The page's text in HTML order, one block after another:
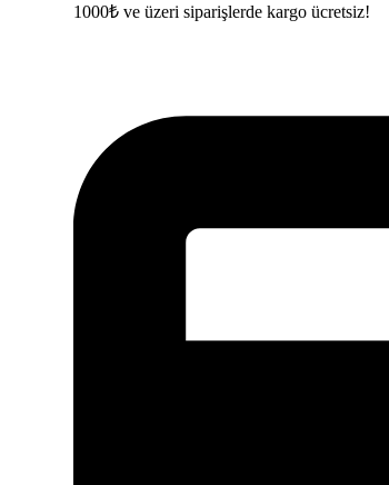
1000₺ ve üzeri siparişlerde kargo ücretsiz!